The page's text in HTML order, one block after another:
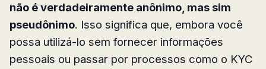
não é verdadeiramente anônimo, mas sim
pseudônimo. Isso significa que, embora você
possa utilizá-lo sem fornecer informações
pessoais ou passar por processos como o KYC